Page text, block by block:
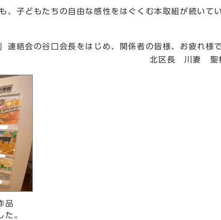
子どもたちの自由な感性をはぐくむ本取組が続いて
絡会の谷口会長をはじめ、関係者の皆様、お疲れ様で
川妻 聖
品
た。